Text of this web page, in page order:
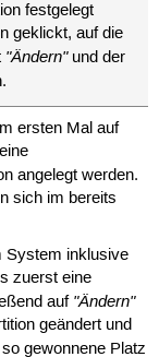
festgelegt
geklickt, auf die
"Ändern"und der
ersten Mal auf
angelegt werden.
sich im bereits
System inklusive
zuerst eine
auf "Ändern"
geändert und
gewonnene Platz